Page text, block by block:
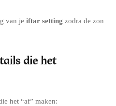
van je iftar setting zodra de zon
die het
het “af” maken: